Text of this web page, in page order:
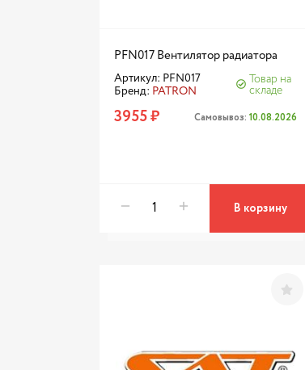
PFN017 Вентилятор радиатора
Артикул: PFN017
Бренд: PATRON
Товар на
складе
3955 ₽ Самовывоз: 10.08.2026
В корзину